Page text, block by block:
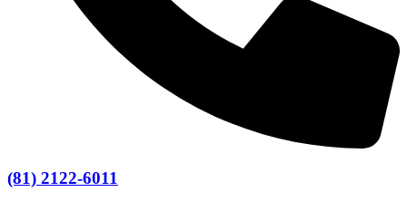
(81) 2122-6011